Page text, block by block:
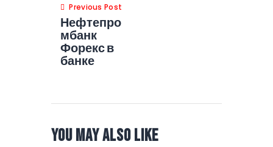
Previous Post
Нефтепро
мбанк
Форекс в
банке
You May Also Like